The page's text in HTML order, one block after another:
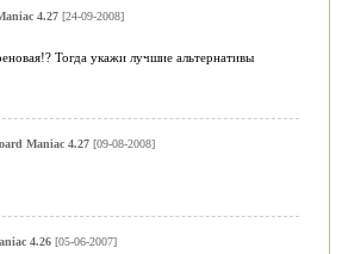
4.27[24-09-2008]
Тогда укажи лучшие альтернативы
Maniac 4.27[09-08-2008]
4.26[05-06-2007]